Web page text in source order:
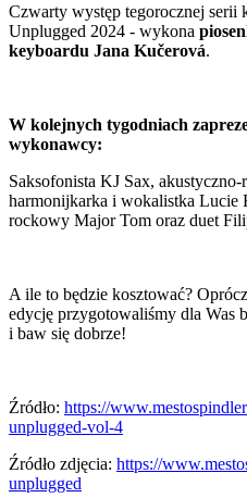
Czwarty występ tegorocznej serii
Unplugged 2024 - wykona
keyboardu Jana Kučerová.
W kolejnych tygodniach
wykonawcy:
Saksofonista KJ Sax,
harmonijkarka i wokalistka Lucie
rockowy Major Tom oraz duet
A ile to będzie kosztować?
edycję przygotowaliśmy dla Was
i baw się dobrze!
Źródło: https://
unplugged-vol-4
Źródło zdjęcia: https://
unplugged